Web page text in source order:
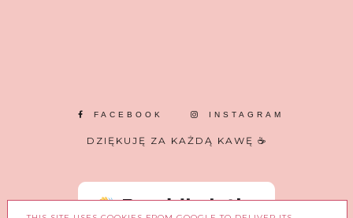
FACEBOOK INSTAGRAM
DZIĘKUJĘ ZA KAŻDĄ KAWĘ ☕